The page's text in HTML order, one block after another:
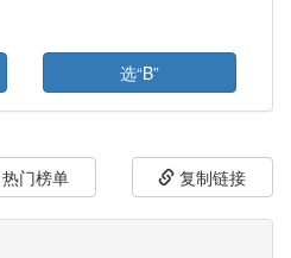
选“B”
热门榜单 复制链接